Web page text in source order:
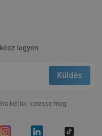
legyen.
kérjük, keresse meg